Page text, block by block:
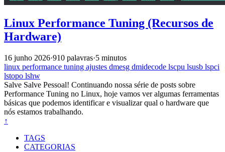
Linux Performance Tuning (Recursos de
Hardware)
16 junho 2026·910 palavras·5 minutos
linux performance tuning ajustes dmesg dmidecode lscpu lsusb lspci
lstopo lshw
Salve Salve Pessoal! Continuando nossa série de posts sobre
Performance Tuning no Linux, hoje vamos ver algumas ferramentas
básicas que podemos identificar e visualizar qual o hardware que
nós estamos trabalhando.
↑
TAGS
CATEGORIAS